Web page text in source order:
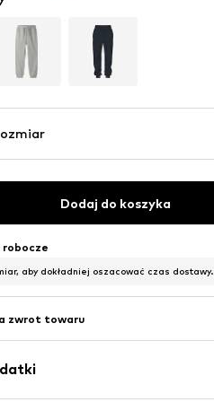
Dodaj do koszyka
robocze
aby dokładniej oszacować czas dostawy.
zwrot towaru